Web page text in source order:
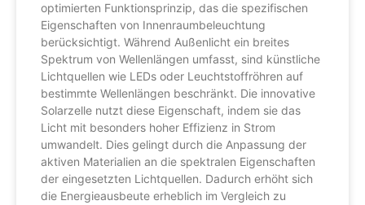
optimierten Funktionsprinzip, das die spezifischen
Eigenschaften von Innenraumbeleuchtung
berücksichtigt. Während Außenlicht ein breites
Spektrum von Wellenlängen umfasst, sind künstliche
Lichtquellen wie LEDs oder Leuchtstoffröhren auf
bestimmte Wellenlängen beschränkt. Die innovative
Solarzelle nutzt diese Eigenschaft, indem sie das
Licht mit besonders hoher Effizienz in Strom
umwandelt. Dies gelingt durch die Anpassung der
aktiven Materialien an die spektralen Eigenschaften
der eingesetzten Lichtquellen. Dadurch erhöht sich
die Energieausbeute erheblich im Vergleich zu